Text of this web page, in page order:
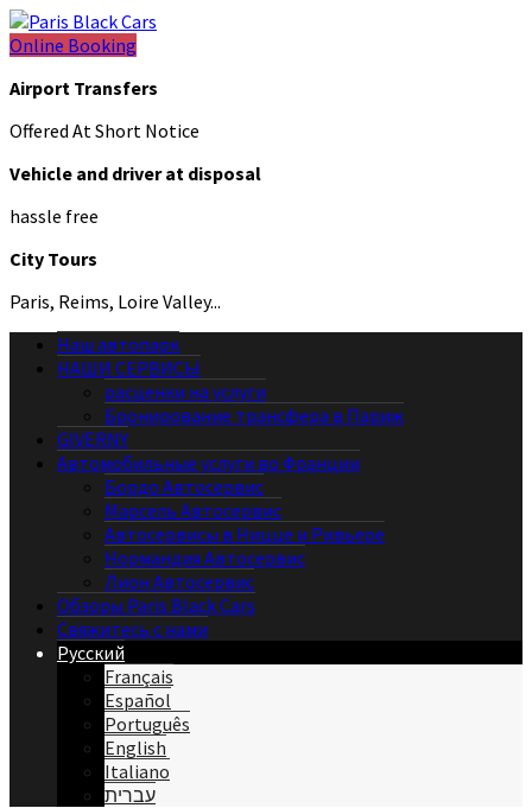
Online Booking
Airport Transfers
Offered At Short Notice
Vehicle and driver at disposal
hassle free
City Tours
Paris, Reims, Loire Valley...
Наш автопарк
НАШИ СЕРВИСЫ
расценки на услуги
Бронирование трансфера в Париж
GIVERNY
Автомобильные услуги во Франции
Бордо Автосервис
Марсель Автосервис
Автосервисы в Ницце и Ривьере
Нормандия Автосервис
Лион Автосервис
Обзоры Paris Black Cars
Свяжитесь с нами
Русский
Français
Español
Português
English
Italiano
עברית